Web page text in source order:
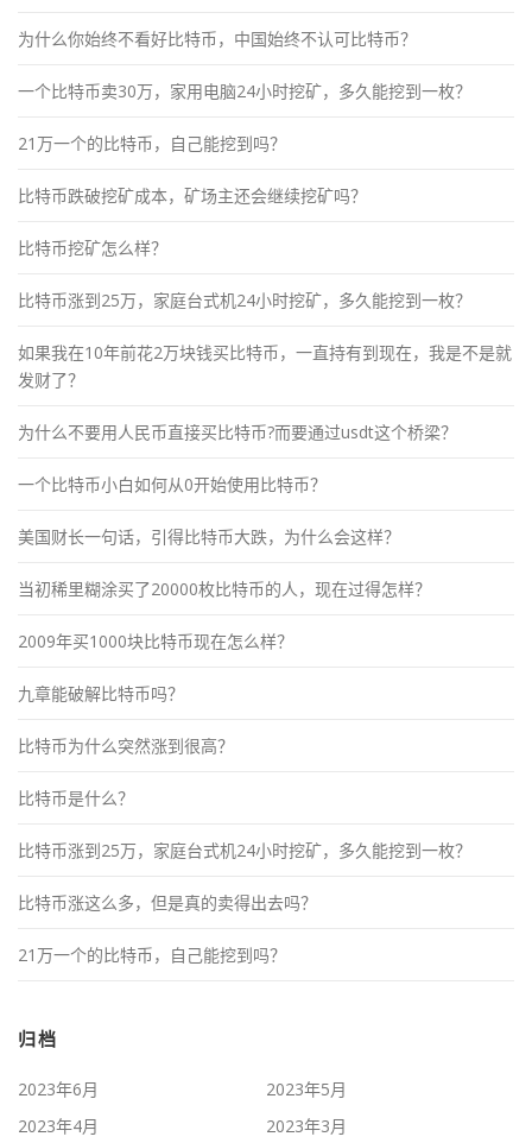
为什么你始终不看好比特币，中国始终不认可比特币？
一个比特币卖30万，家用电脑24小时挖矿，多久能挖到一枚？
21万一个的比特币，自己能挖到吗？
比特币跌破挖矿成本，矿场主还会继续挖矿吗？
比特币挖矿怎么样？
比特币涨到25万，家庭台式机24小时挖矿，多久能挖到一枚？
如果我在10年前花2万块钱买比特币，一直持有到现在，我是不是就
发财了？
为什么不要用人民币直接买比特币?而要通过usdt这个桥梁？
一个比特币小白如何从0开始使用比特币？
美国财长一句话，引得比特币大跌，为什么会这样？
当初稀里糊涂买了20000枚比特币的人，现在过得怎样？
2009年买1000块比特币现在怎么样？
九章能破解比特币吗？
比特币为什么突然涨到很高？
比特币是什么？
比特币涨到25万，家庭台式机24小时挖矿，多久能挖到一枚？
比特币涨这么多，但是真的卖得出去吗？
21万一个的比特币，自己能挖到吗？
归档
2023年6月
2023年5月
2023年4月
2023年3月